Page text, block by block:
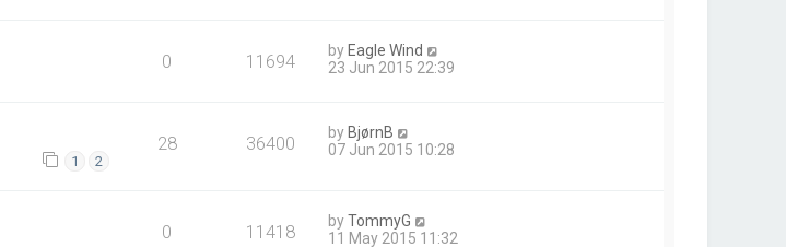
0 11694 by Eagle Wind
23 Jun 2015 22:39
1 2
28 36400 by BjørnB
07 Jun 2015 10:28
0 11418 byTommyG
11 May 2015 11:32